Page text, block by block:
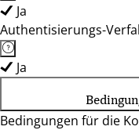
Ja
Authentisierungs-
Ja
Bedingungen für die